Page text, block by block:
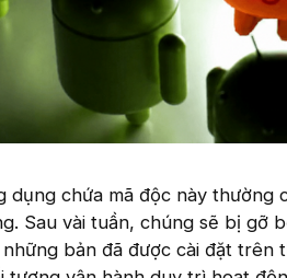
dụng chứa mã độc này thường
Sau vài tuần, chúng sẽ bị gỡ
bản đã được cài đặt trên